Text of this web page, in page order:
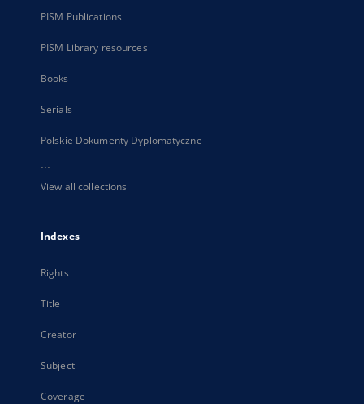
PISM Publications
PISM Library resources
Books
Serials
Polskie Dokumenty Dyplomatyczne
...
View all collections
Indexes
Rights
Title
Creator
Subject
Coverage